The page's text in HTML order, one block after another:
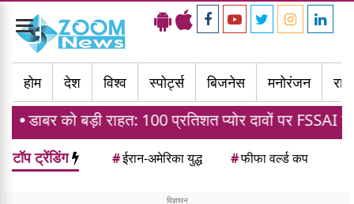
Toggle
navigation
होम
देश विश्व स्पोर्ट्स बिजनेस मनोरंजन
को बड़ी राहत: 100 प्रतिशत प्योर दावों पर FSSAI के बैन पर
टॉप ट्रेंडिंग #ईरान-अमेरिका युद्ध #फीफा वर्ल्ड कप